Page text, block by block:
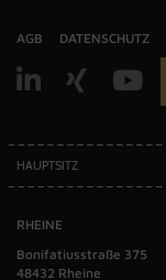
AGB DATENSCHUTZ
HAUPTSITZ
RHEINE
Bonifatiusstraße 375
48432 Rheine